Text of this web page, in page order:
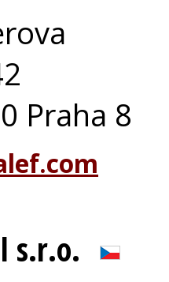
Praha 8
s.r.o.